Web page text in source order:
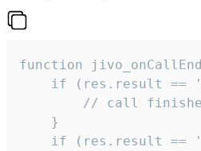
function
if (res.result ==
// call
    }
if (res.result ==